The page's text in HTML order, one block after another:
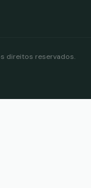
direitos reservados.